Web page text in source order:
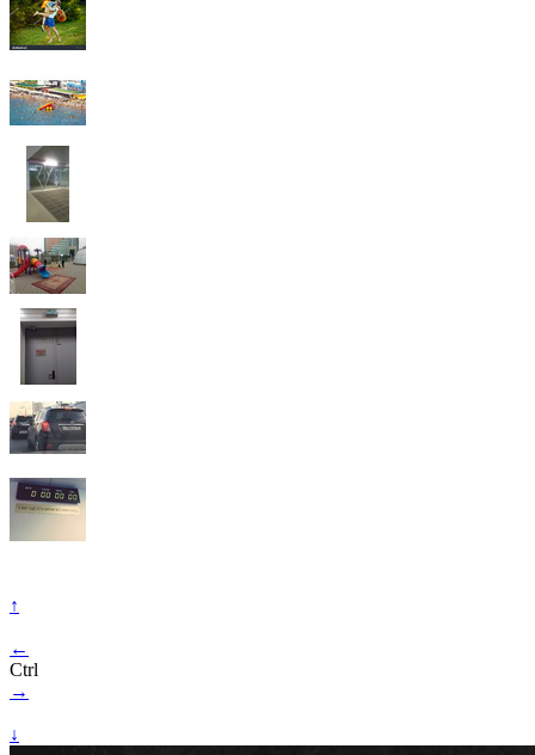
↑
←
Ctrl
→
↓